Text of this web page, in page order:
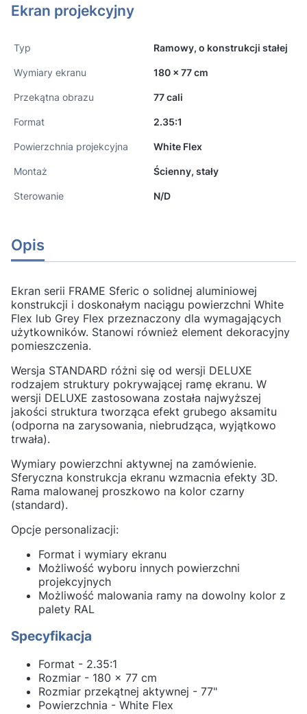
Ekran projekcyjny
Typ Ramowy, o konstrukcji stałej
Wymiary ekranu 180 x 77 cm
Przekątna obrazu 77 cali
Format 2.35:1
Powierzchnia projekcyjna White Flex
Montaż Ścienny, stały
Sterowanie N/D
Opis
Ekran serii FRAME Sferic o solidnej aluminiowej
konstrukcji i doskonałym naciągu powierzchni White
Flex lub Grey Flex przeznaczony dla wymagających
użytkowników. Stanowi również element dekoracyjny
pomieszczenia.
Wersja STANDARD różni się od wersji DELUXE
rodzajem struktury pokrywającej ramę ekranu. W
wersji DELUXE zastosowana została najwyższej
jakości struktura tworząca efekt grubego aksamitu
(odporna na zarysowania, niebrudząca, wyjątkowo
trwała).
Wymiary powierzchni aktywnej na zamówienie.
Sferyczna konstrukcja ekranu wzmacnia efekty 3D.
Rama malowanej proszkowo na kolor czarny
(standard).
Opcje personalizacji:
Format i wymiary ekranu
Możliwość wyboru innych powierzchni
projekcyjnych
Możliwość malowania ramy na dowolny kolor z
palety RAL
Specyfikacja
Format - 2.35:1
Rozmiar - 180 x 77 cm
Rozmiar przekątnej aktywnej - 77"
Powierzchnia - White Flex